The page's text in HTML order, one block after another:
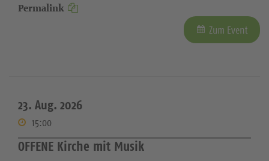
Permalink
Zum Event
23. Aug. 2026
15:00
OFFENE Kirche mit Musik